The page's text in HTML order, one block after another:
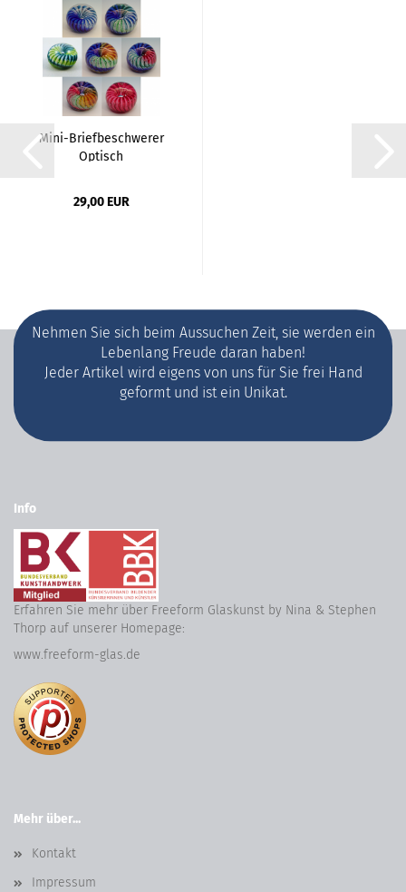
Mini-Briefbeschwerer
Optisch
29,00 EUR
Nehmen Sie sich beim Aussuchen Zeit, sie werden ein
Lebenlang Freude daran haben!
Jeder Artikel wird eigens von uns für Sie frei Hand
geformt und ist ein Unikat.
Info
Erfahren Sie mehr über Freeform Glaskunst by Nina & Stephen
Thorp auf unserer Homepage:
www.freeform-glas.de
Mehr über...
Kontakt
Impressum